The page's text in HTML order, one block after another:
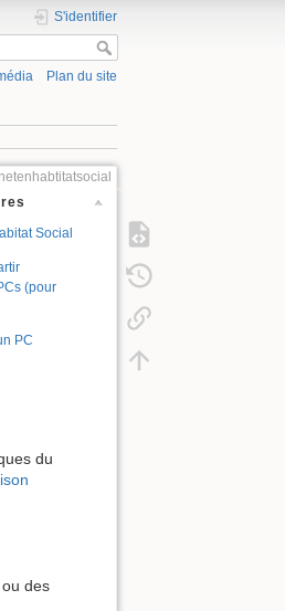
S'identifier
Plan du site
Social
(pour
PC
du
des